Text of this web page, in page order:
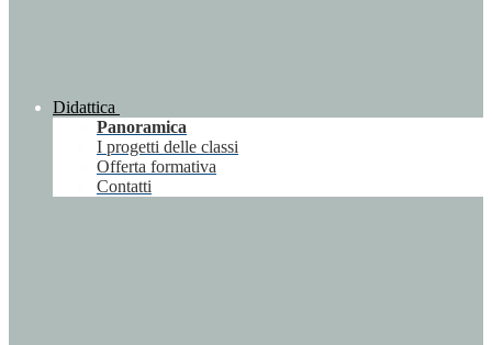
Didattica
Panoramica
I progetti delle classi
Offerta formativa
Contatti